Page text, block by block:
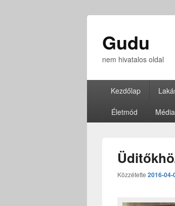
Gudu
nem hivatalos oldal
Kezdőlap
Életmód
Közzétette 2016-04-